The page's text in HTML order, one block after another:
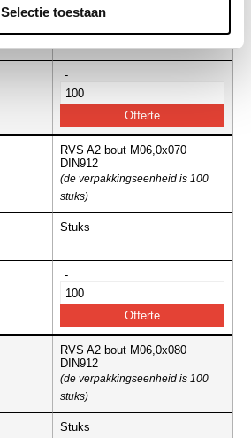
Selectie toestaan
-
RVS A2 bout M06,0x070
DIN912
(de verpakkingseenheid is 100
stuks)
Stuks
-
RVS A2 bout M06,0x080
DIN912
(de verpakkingseenheid is 100
stuks)
Stuks